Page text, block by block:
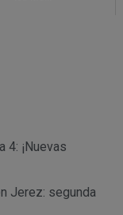
4: ¡Nuevas
Jerez: segunda